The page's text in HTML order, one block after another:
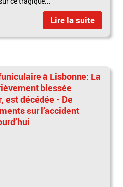
Lire la suite
à Lisbonne: La
blessée
est décédée - De
sur l’accident